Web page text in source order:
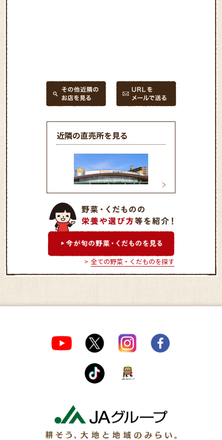
近隣の直売所を見る
太陽市 ふれあい産直市
全ての野菜・くだものを探す